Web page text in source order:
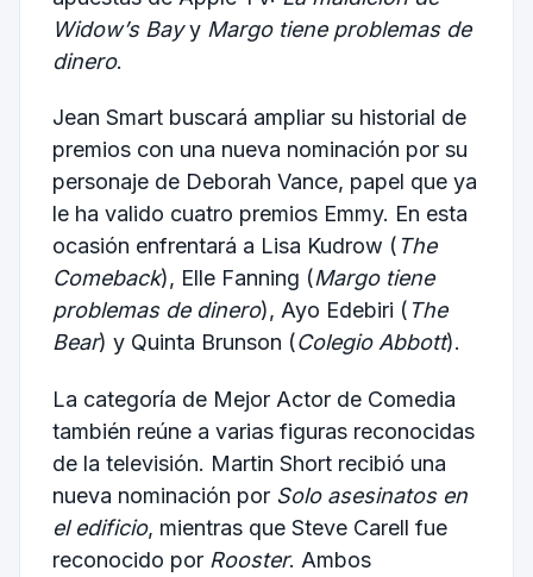
Widow’s Bayy Margo tiene problemas de
dinero.
Jean Smart buscará ampliar su historial de
premios con una nueva nominación por su
personaje de Deborah Vance, papel que ya
le ha valido cuatro premios Emmy. En esta
ocasión enfrentará a Lisa Kudrow ( The
Comeback), Elle Fanning (Margo tiene
problemas de dinero), Ayo Edebiri ( The
Bear) y Quinta Brunson (Colegio Abbott).
La categoría de Mejor Actor de Comedia
también reúne a varias figuras reconocidas
de la televisión. Martin Short recibió una
nueva nominación por Solo asesinatos en
el edificio, mientras que Steve Carell fue
reconocido por Rooster. Ambos